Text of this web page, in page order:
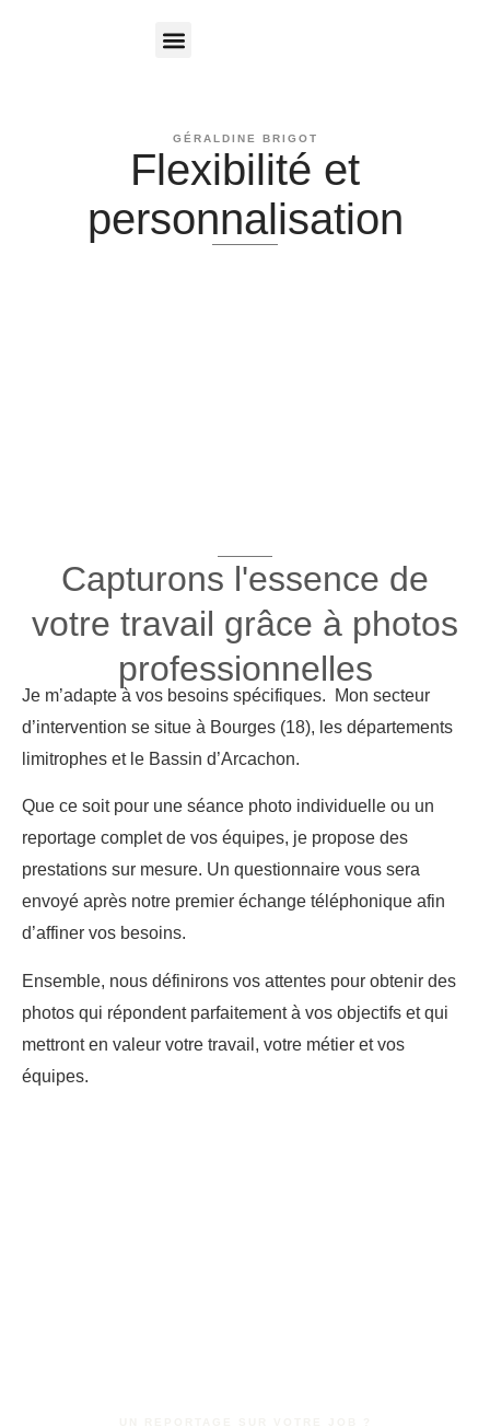
GÉRALDINE BRIGOT
Flexibilité et
personnalisation
Capturons l'essence de
votre travail grâce à photos
professionnelles
Je m’adapte à vos besoins spécifiques. Mon secteur
d’intervention se situe à Bourges (18), les départements
limitrophes et le Bassin d’Arcachon.
Que ce soit pour une séance photo individuelle ou un
reportage complet de vos équipes, je propose des
prestations sur mesure. Un questionnaire vous sera
envoyé après notre premier échange téléphonique afin
d’affiner vos besoins.
Ensemble, nous définirons vos attentes pour obtenir des
photos qui répondent parfaitement à vos objectifs et qui
mettront en valeur votre travail, votre métier et vos
équipes.